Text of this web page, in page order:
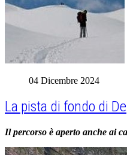
04 Dicembre 2024
La pista di fondo di
Il percorso è aperto anche ai